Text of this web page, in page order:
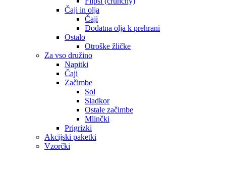
Čaji in olja
Čaji
Dodatna olja k prehrani
Ostalo
Otroške žličke
Za vso družino
Napitki
Čaji
Začimbe
Sol
Sladkor
Ostale začimbe
Mlinčki
Prigrizki
Akcijski paketki
Vzorčki